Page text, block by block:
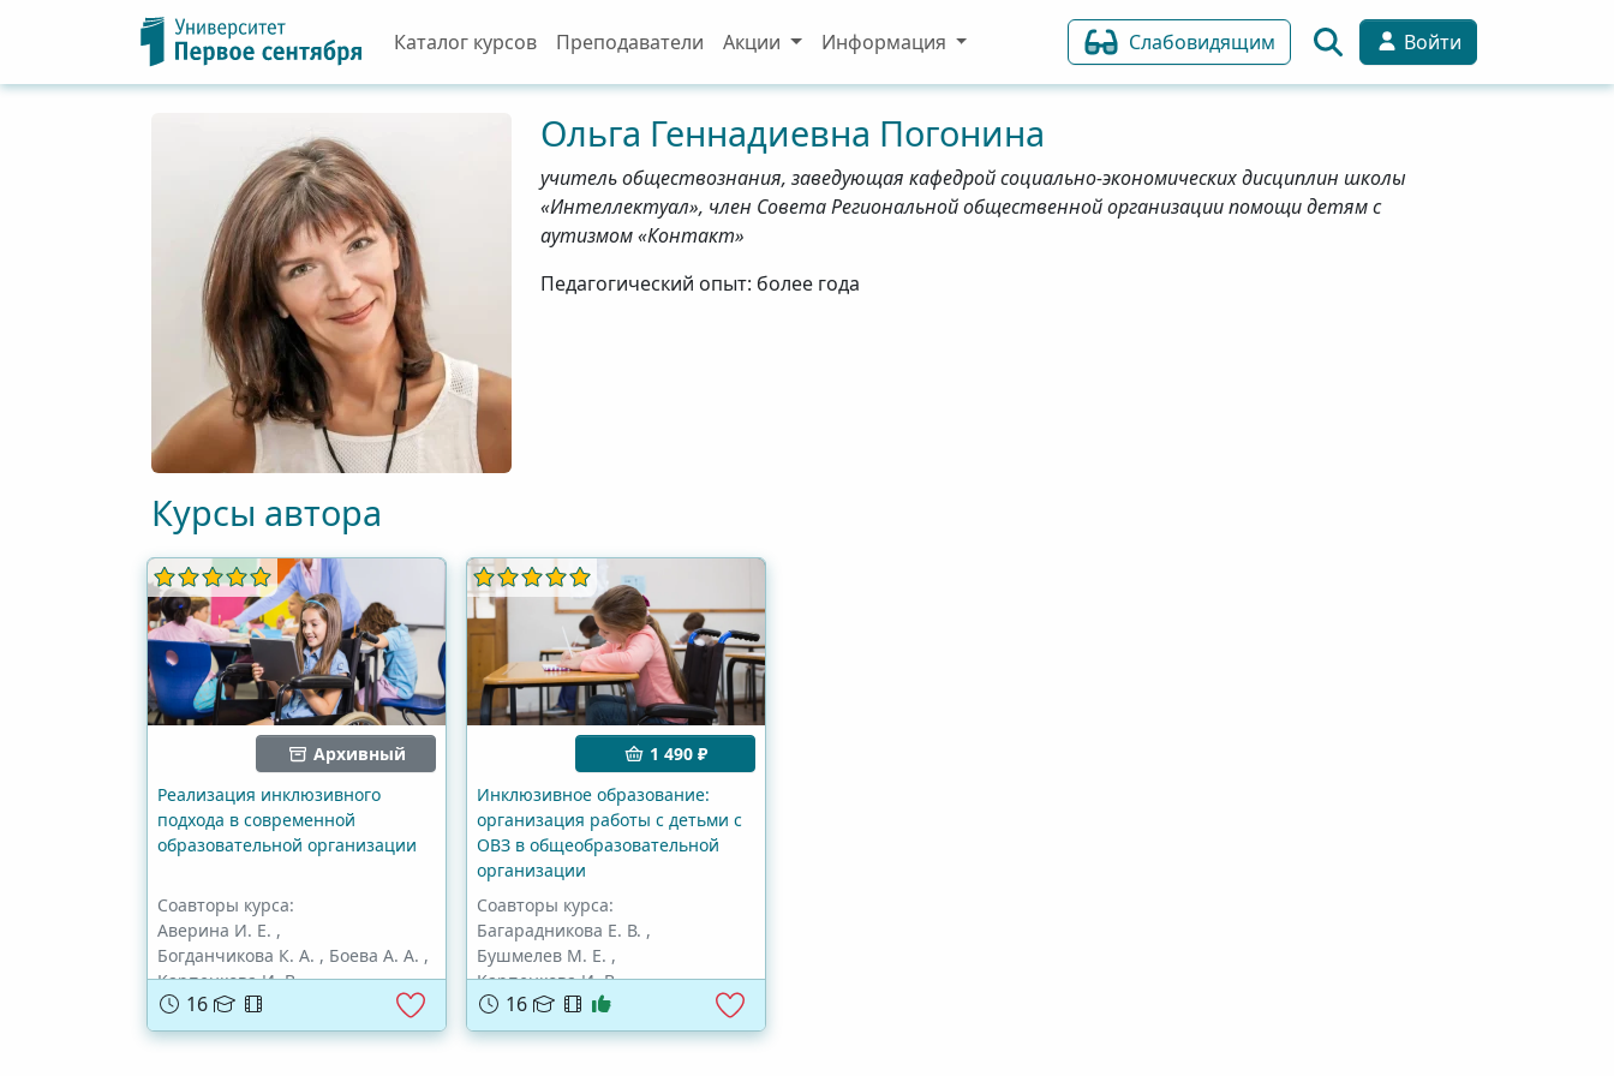
Каталог курсов Преподаватели Акции Информация Слабовидящим Войти
Ольга Геннадиевна Погонина
учитель обществознания, заведующая кафедрой социально-экономических дисциплин школы
«Интеллектуал», член Совета Региональной общественной организации помощи детям с
аутизмом «Контакт»
Педагогический опыт: более года
Курсы автора
Архивный
Реализация инклюзивного
подхода в современной
образовательной организации
Соавторы курса:
Аверина И. Е. ,
Богданчикова К. А. , Боева А. А. ,
Карпенкова И. В.,
Розенблюм С. А.
Цырульникова Е. Л.,
16
1 490 ₽
Инклюзивное образование:
организация работы с детьми с
ОВЗ в общеобразовательной
организации
Соавторы курса:
Багарадникова Е. В. ,
Бушмелев М. Е. ,
Карпенкова И. В.,
Цырульникова Е. Л.
16